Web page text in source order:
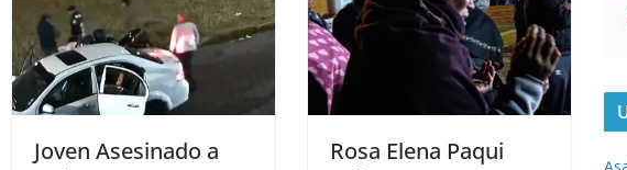
Joven Asesinado a
Rosa Elena Paqui